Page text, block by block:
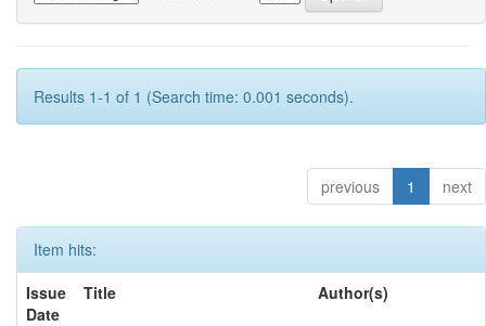
Results 1-1 of 1 (Search time: 0.001 seconds).
previous 1 next
Item hits:
Issue
Date
Title Author(s)